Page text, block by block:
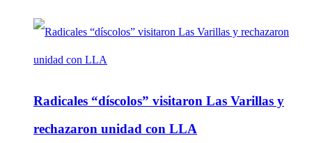
Radicales “díscolos” visitaron Las Varillas y
rechazaron unidad con LLA